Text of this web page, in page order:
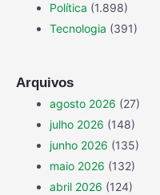
Política (1.898)
Tecnologia (391)
Arquivos
agosto 2026 (27)
julho 2026 (148)
junho 2026 (135)
maio 2026 (132)
abril 2026 (124)